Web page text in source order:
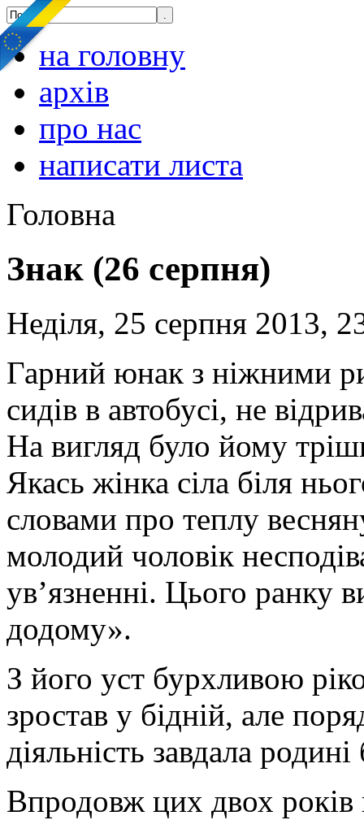
на головну
архів
про нас
написати листа
Головна
Знак (26 серпня)
Неділя, 25 серпня 2013,
Гарний юнак з ніжними
сидів в автобусі, не
На вигляд було йому
Якась жінка сіла біля
словами про теплу
молодий чоловік
ув’язненні. Цього ранку
додому».
З його уст бурхливою
зростав у бідній, але
діяльність завдала
Впродовж цих двох років